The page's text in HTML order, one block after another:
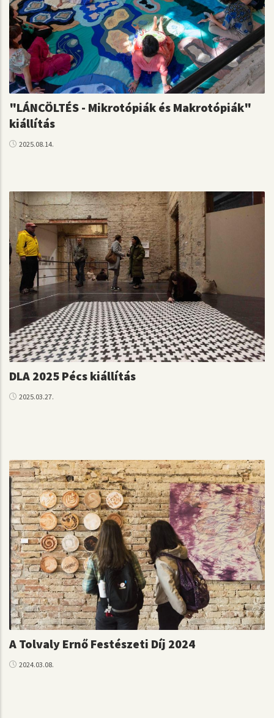
"LÁNCÖLTÉS - Mikrotópiák és Makrotópiák"
kiállítás
2025.08.14.
DLA 2025 Pécs kiállítás
2025.03.27.
A Tolvaly Ernő Festészeti Díj 2024
2024.03.08.